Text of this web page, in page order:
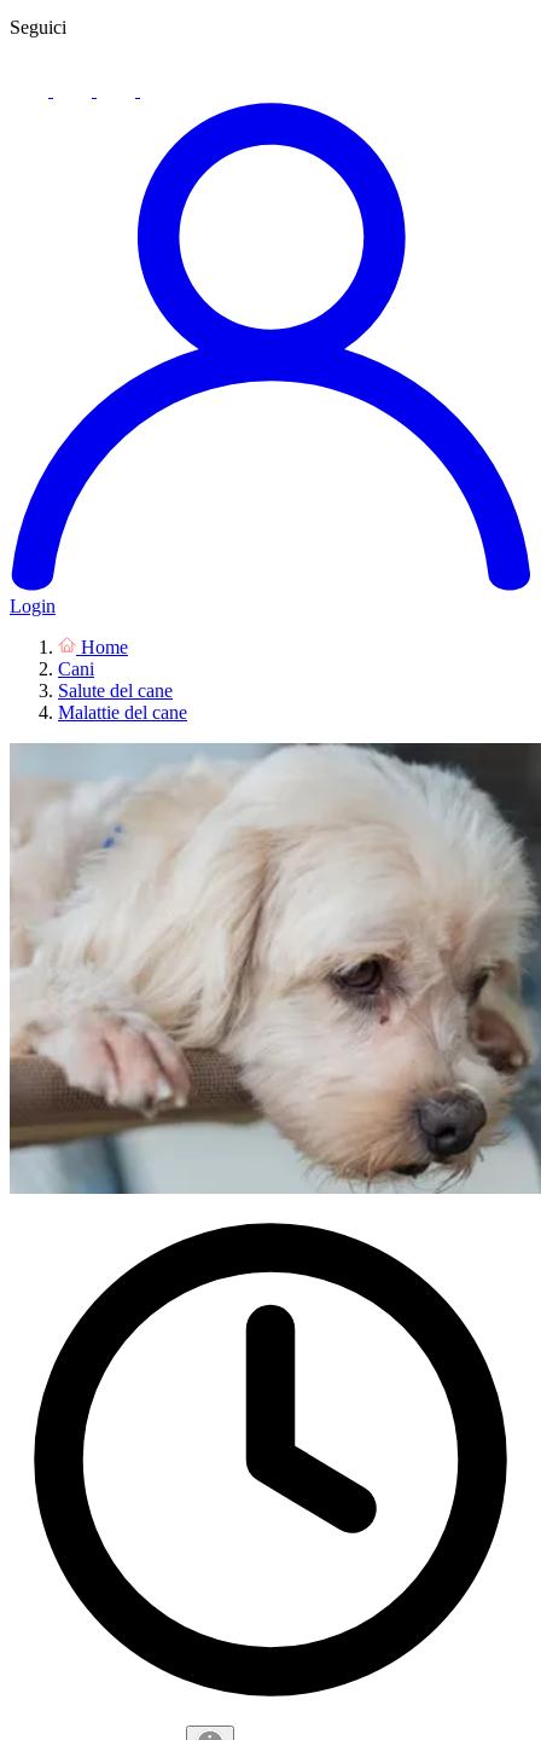
Seguici
Login
Home
Cani
Salute del cane
Malattie del cane